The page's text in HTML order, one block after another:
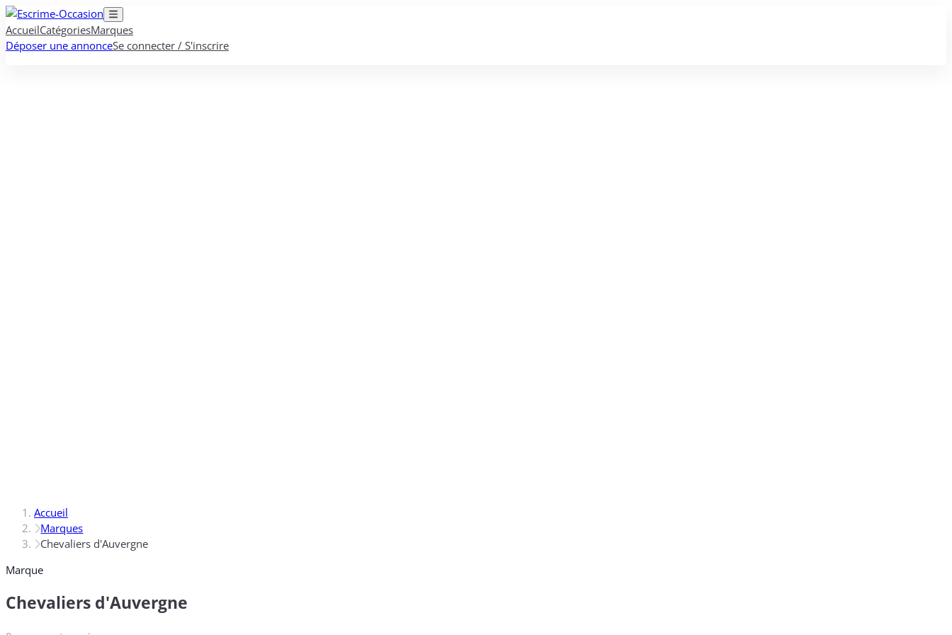
AccueilCatégoriesMarques
Déposer une annonceSe connecter / S'inscrire
Accueil
Marques
Chevaliers d'Auvergne
Marque
Chevaliers d'Auvergne